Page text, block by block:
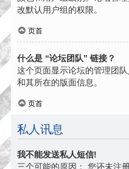
改默认用户组的权限。
页首
什么是 “论坛团队” 链接？
这个页面显示论坛的管理团
和其所在的版面信息。
页首
私人讯息
我不能发送私人短信!
三个可能的原因： 您还未注